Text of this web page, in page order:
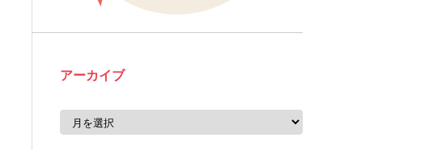
アーカイブ
ア